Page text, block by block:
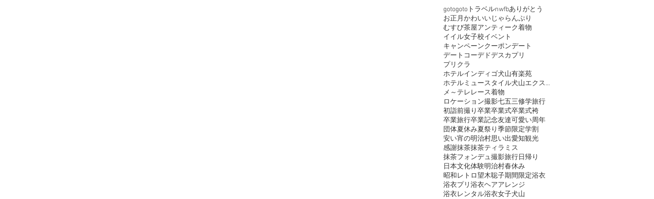
gotogotoトラベルnwfbありがとう
お正月かわいいじゃらんぷり
むすび茶屋アンティーク着物
イイル女子校イベント
キャンペーンクーポンデート
デートコーデ ドデスカプリ
プリクラ
ホテルインディゴ犬山有楽苑
ホテルミュースタイル犬山エクスペリエンス
メ～テレレース着物
ロケーション撮影七五三修学旅行
初詣前撮り卒業卒業式卒業式袴
卒業旅行卒業記念友達可愛い周年
団体夏休み夏祭り季節限定学割
安い宵の明治村思い出愛知観光
感謝抹茶抹茶ティラミス
抹茶フォンデュ撮影旅行日帰り
日本文化体験明治村春休み
昭和レトロ望木聡子期間限定浴衣
浴衣プリ浴衣ヘアアレンジ
浴衣レンタル浴衣女子犬山